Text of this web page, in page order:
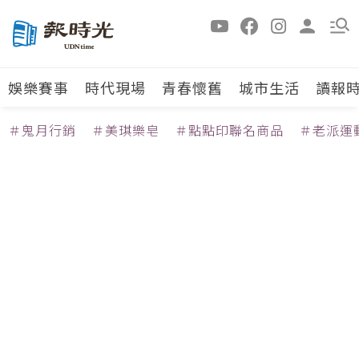
娛樂賽事 時代現場 青春懷舊 城市生活 讀報
＃鬼月行銷 ＃美琪樂皂 ＃點點印聯名商品 ＃老派運